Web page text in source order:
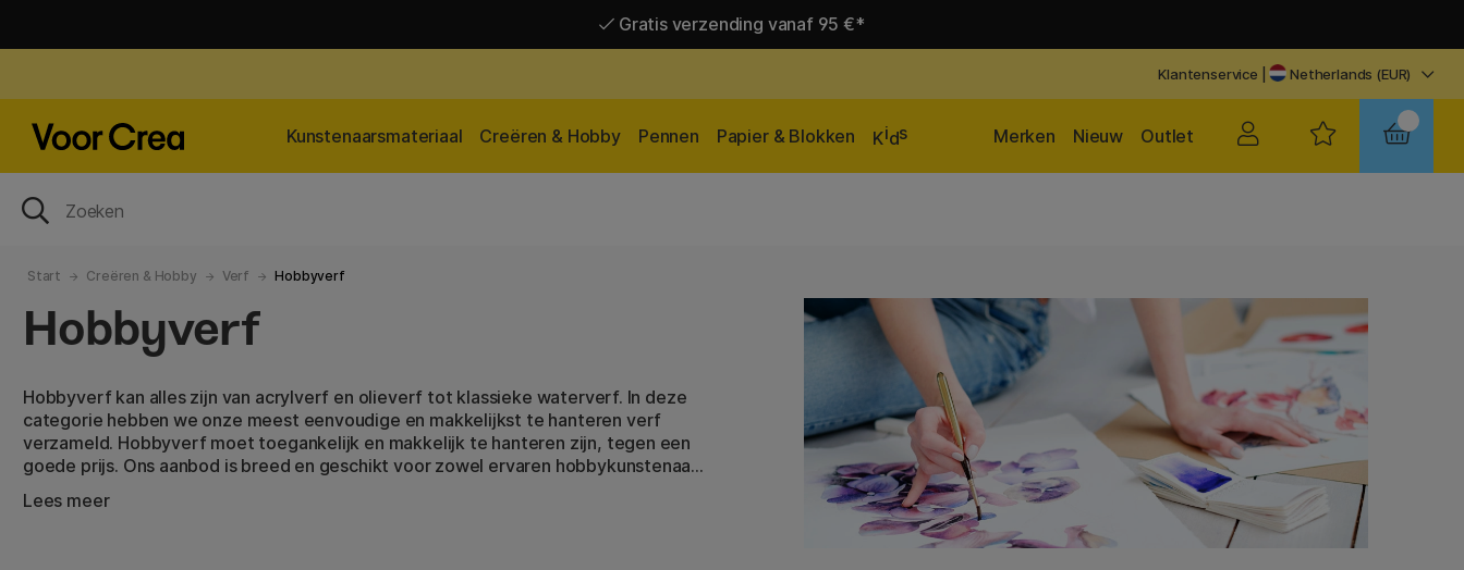
Gratis verzending vanaf 95 €*
Klantenservice | Netherlands (EUR)
Kunstenaarsmateriaal Creëren & Hobby Pennen Papier & Blokken Kids Outlet
Nieuw
Merken
Start Creëren & Hobby Verf Hobbyverf
Hobbyverf
Hobbyverf kan alles zijn van acrylverf en olieverf tot klassieke waterverf. In deze
categorie hebben we onze meest eenvoudige en makkelijkst te hanteren verf
verzameld. Hobbyverf moet toegankelijk en makkelijk te hanteren zijn, tegen een
goede prijs. Ons aanbod is breed en geschikt voor zowel ervaren hobbykunstenaars
als beginners van alle leeftijden. Schilderen haalt een creatieve kant naar boven bij
ons allemaal, ook bij de moeilijkst te overtuigen personen. Kom tot rust met verf en
Lees meer